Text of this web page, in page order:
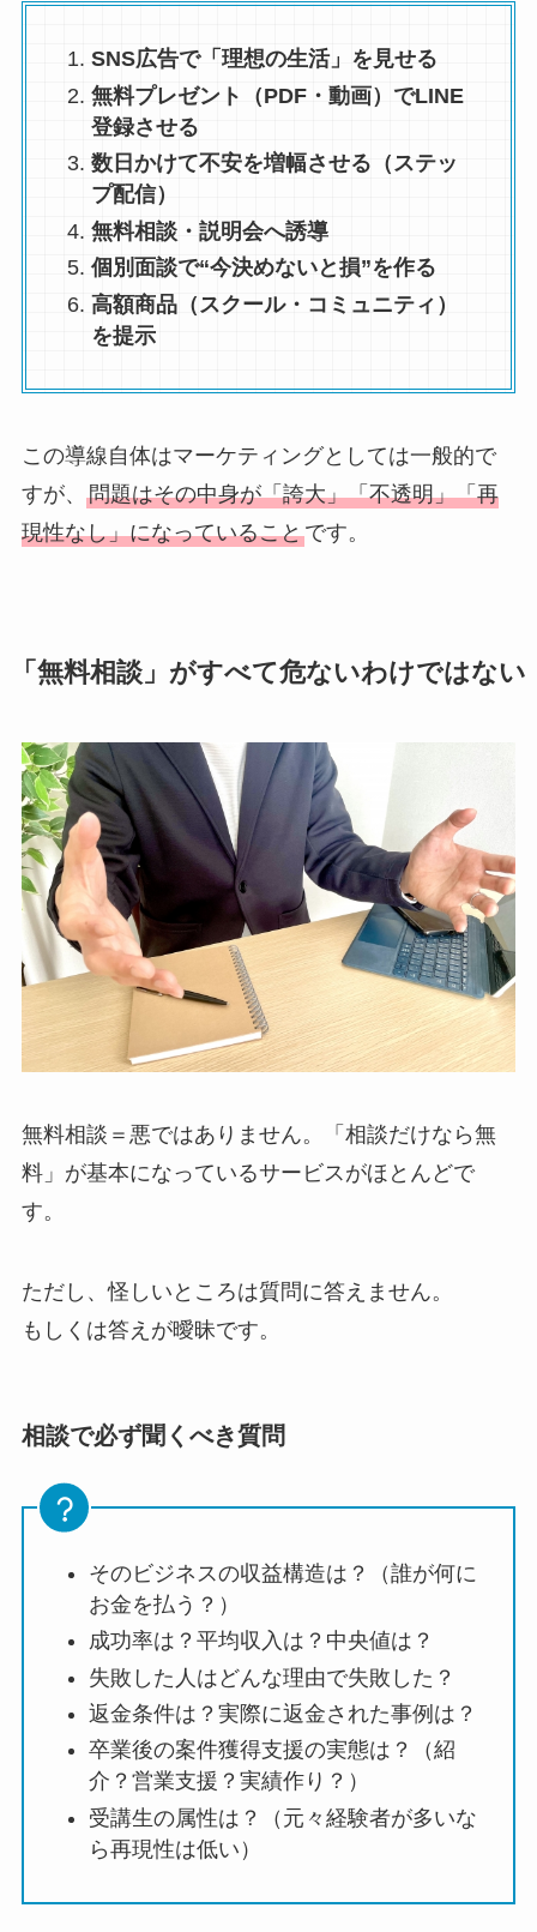
SNS広告で「理想の生活」を見せる
無料プレゼント（PDF・動画）でLINE
登録させる
数日かけて不安を増幅させる（ステッ
プ配信）
無料相談・説明会へ誘導
個別面談で“今決めないと損”を作る
高額商品（スクール・コミュニティ）
を提示
この導線自体はマーケティングとしては一般的で
すが、 問題はその中身が「誇大」「不透明」「再
現性なし」になっていることです。
「無料相談」がすべて危ないわけではない
無料相談＝悪ではありません。「相談だけなら無
料」が基本になっているサービスがほとんどで
す。
ただし、怪しいところは質問に答えません。
もしくは答えが曖昧です。
相談で必ず聞くべき質問
そのビジネスの収益構造は？（誰が何に
お金を払う？）
成功率は？平均収入は？中央値は？
失敗した人はどんな理由で失敗した？
返金条件は？実際に返金された事例は？
卒業後の案件獲得支援の実態は？（紹
介？営業支援？実績作り？）
受講生の属性は？（元々経験者が多いな
ら再現性は低い）